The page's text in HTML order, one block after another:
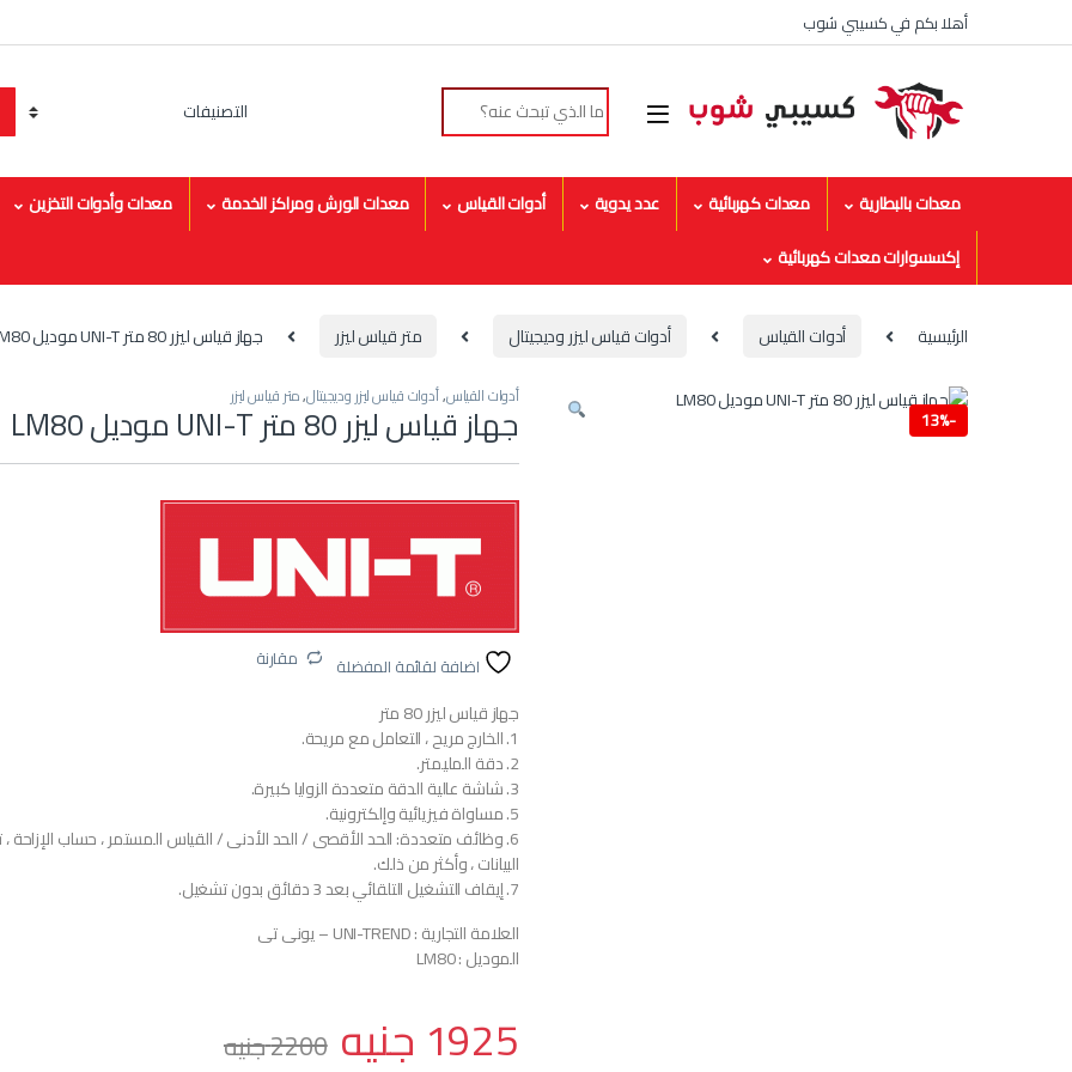
Skip to navigationأهلا بكم في كسيبي شوب
Search for:
معدات بالبطارية معدات كهربائية عدد يدوية أدوات القياس معدات الورش ومراكز الخدمة
معدات وأدوات التخزين
إكسسوارات معدات كهربائية
الرئيسية أدوات القياس أدوات قياس ليزر وديجيتال متر قياس ليزر جهاز قياس ليزر 80 متر UNI-T موديل LM80
-
13%
أدوات القياس,أدوات قياس ليزر وديجيتال,متر قياس ليزر
جهاز قياس ليزر 80 متر UNI-T موديل LM80
اضافة لقائمة المفضلة مقارنة
جهاز قياس ليزر 80 متر
1. الخارج مريح ، التعامل مع مريحة.
2. دقة المليمتر.
3. شاشة عالية الدقة متعددة الزوايا كبيرة.
5. مساواة فيزيائية وإلكترونية.
6. وظائف متعددة: الحد الأقصى / الحد الأدنى / القياس المستمر ، حساب الإزاحة ،
البيانات ، وأكثر من ذلك.
7. إيقاف التشغيل التلقائي بعد 3 دقائق بدون تشغيل.
العلامة التجارية : UNI-TREND – يونى تى
الموديل : LM80
1925 جنيه 2200جنيه